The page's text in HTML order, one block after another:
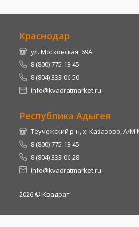
Краснодар
ул. Московская, 69А
8 (800) 775-13-45
8 (804) 333-06-50
info@kvadratmarket.ru
Республика Адыгея
Теучежский р-н, х. Казазово, А/
8 (800) 775-13-45
8 (804) 333-06-28
info@kvadratmarket.ru
2026 © Квадрат